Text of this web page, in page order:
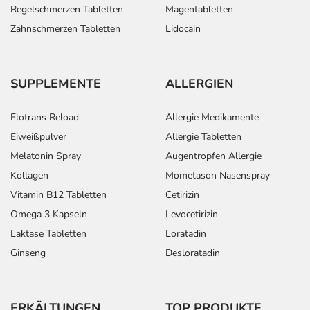
Kleinkindern und älteren Menschen auf eine
gewissenhafte Dosierung. Im Zweifelsfalle fragen Sie
Eine vom Arzt verordnete Dosierung kann von den
individuell abstimmt, sollten Sie das Arzneimittel daher
nach seinen Anweisungen anwenden.
Aufbewahrung
Aufbewahrung
Lagerung vor Anbruch
- vor Feuchtigkeit geschützt (z.B. im fest verschlossenen
Regelschmerzen Tabletten
Zahnschmerzen Tabletten
Magentabletten
Lidocain
SUPPLEMENTE
Elotrans Reload
Eiweißpulver
Melatonin Spray
Kollagen
Vitamin B12 Tabletten
Omega 3 Kapseln
Laktase Tabletten
Ginseng
ALLERGIEN
Allergie Medikamente
Allergie Tabletten
Augentropfen Allergie
Mometason Nasenspray
Cetirizin
Levocetirizin
Loratadin
Desloratadin